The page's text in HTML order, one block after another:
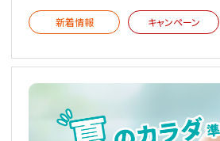
新着情報 キャンペーン